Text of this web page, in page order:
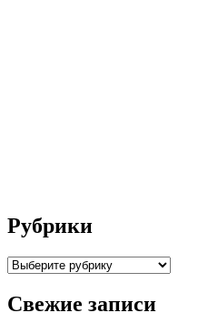
Рубрики
Рубрики
Свежие записи